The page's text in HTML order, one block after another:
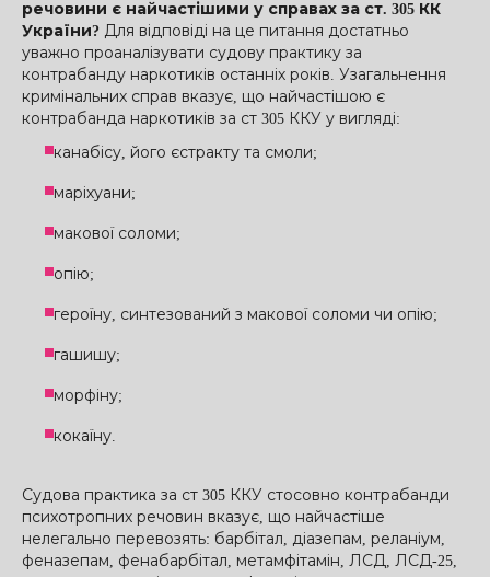
речовини є найчастішими у справах за ст. 305 КК
України? Для відповіді на це питання достатньо
уважно проаналізувати судову практику за
контрабанду наркотиків останніх років. Узагальнення
кримінальних справ вказує, що найчастішою є
контрабанда наркотиків за ст 305 ККУ у вигляді:
канабісу, його єстракту та смоли;
маріхуани;
макової соломи;
опію;
героїну, синтезований з макової соломи чи опію;
гашишу;
морфіну;
кокаїну.
Судова практика за ст 305 ККУ стосовно контрабанди
психотропних речовин вказує, що найчастіше
нелегально перевозять: барбітал, діазепам, реланіум,
феназепам, фенабарбітал, метамфітамін, ЛСД, ЛСД-25,